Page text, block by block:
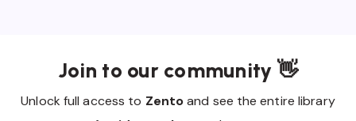
Join to our community 👋
Unlock full access to Zentoand see the entire library